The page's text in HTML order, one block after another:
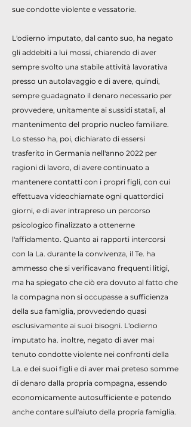
sue condotte violente e vessatorie.
L'odierno imputato, dal canto suo, ha negato
gli addebiti a lui mossi, chiarendo di aver
sempre svolto una stabile attività lavorativa
presso un autolavaggio e di avere, quindi,
sempre guadagnato il denaro necessario per
provvedere, unitamente ai sussidi statali, al
mantenimento del proprio nucleo familiare.
Lo stesso ha, poi, dichiarato di essersi
trasferito in Germania nell'anno 2022 per
ragioni di lavoro, di avere continuato a
mantenere contatti con i propri figli, con cui
effettuava videochiamate ogni quattordici
giorni, e di aver intrapreso un percorso
psicologico finalizzato a ottenerne
l'affidamento. Quanto ai rapporti intercorsi
con la La. durante la convivenza, il Te. ha
ammesso che si verificavano frequenti litigi,
ma ha spiegato che ciò era dovuto al fatto che
la compagna non si occupasse a sufficienza
della sua famiglia, provvedendo quasi
esclusivamente ai suoi bisogni. L'odierno
imputato ha. inoltre, negato di aver mai
tenuto condotte violente nei confronti della
La. e dei suoi figli e di aver mai preteso somme
di denaro dalla propria compagna, essendo
economicamente autosufficiente e potendo
anche contare sull'aiuto della propria famiglia.